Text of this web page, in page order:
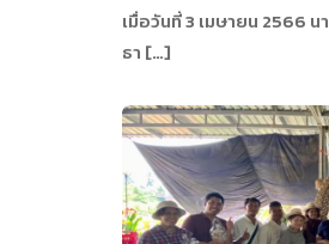
เมื่อวันที่ 3 เมษายน 2566
ธา […]